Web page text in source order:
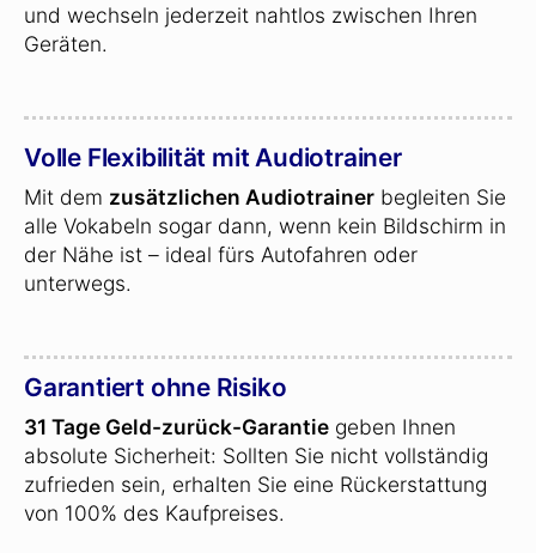
und wechseln jederzeit nahtlos zwischen Ihren
Geräten.
Volle Flexibilität mit Audiotrainer
Mit dem zusätzlichen Audiotrainer begleiten Sie
alle Vokabeln sogar dann, wenn kein Bildschirm in
der Nähe ist – ideal fürs Autofahren oder
unterwegs.
Garantiert ohne Risiko
31 Tage Geld-zurück-Garantie geben Ihnen
absolute Sicherheit: Sollten Sie nicht vollständig
zufrieden sein, erhalten Sie eine Rückerstattung
von 100% des Kaufpreises.